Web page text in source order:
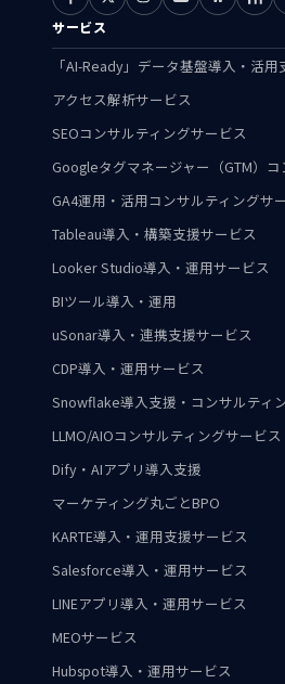
サービス
「AI-Ready」データ基盤導入・活用
アクセス解析サービス
SEOコンサルティングサービス
Googleタグマネージャー（GTM）
GA4運用・活用コンサルティングサ
Tableau導入・構築支援サービス
Looker Studio導入・運用サービス
BIツール導入・運用
uSonar導入・連携支援サービス
CDP導入・運用サービス
Snowflake導入支援・コンサルティ
LLMO/AIOコンサルティングサービス
Dify・AIアプリ導入支援
マーケティング丸ごとBPO
KARTE導入・運用支援サービス
Salesforce導入・運用サービス
LINEアプリ導入・運用サービス
MEOサービス
Hubspot導入・運用サービス